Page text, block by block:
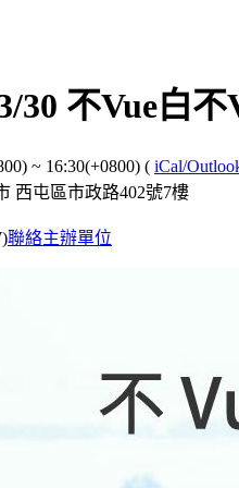
30 不Vue白不
~ 16:30(+0800) ( iCal/
西屯區市政路402號7樓
聯絡主辦單位